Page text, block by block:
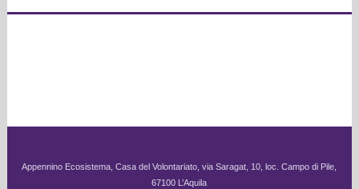
Appennino Ecosistema, Casa del Volontariato, via Saragat, 10, loc. Campo di Pile,
67100 L’Aquila